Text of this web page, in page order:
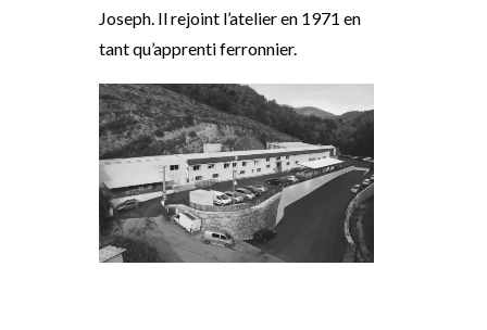
Joseph. Il rejoint l’atelier en 1971 en
tant qu’apprenti ferronnier.